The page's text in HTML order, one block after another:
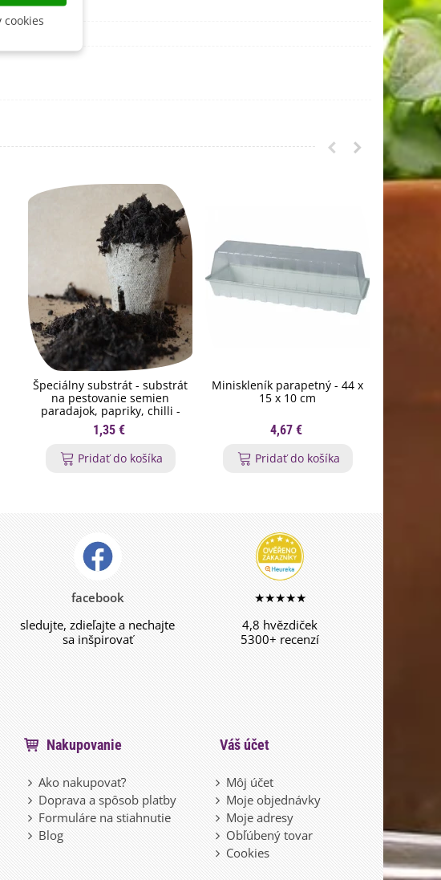
Špeciálny substrát - substrát
na pestovanie semien
paradajok, papriky, chilli -
200 g
1,35 €
Pridať do košíka
Miniskleník parapetný - 44 x
15 x 10 cm
4,67 €
Pridať do košíka
facebook
sledujte, zdieľajte a nechajte
sa inšpirovať
★★★★★
4,8 hvězdiček
5300+ recenzí
Nakupovanie
Ako nakupovať?
Doprava a spôsob platby
Formuláre na stiahnutie
Blog
Váš účet
Môj účet
Moje objednávky
Moje adresy
Obľúbený tovar
Cookies